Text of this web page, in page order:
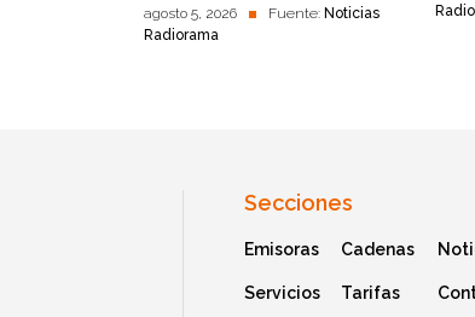
agosto 5, 2026 Fuente: Noticias
Radiorama
Secciones
Emisoras Cadenas
Servicios Tarifas